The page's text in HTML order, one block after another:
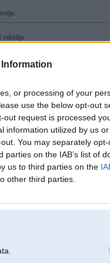
or processing of your
use the below opt-out
request is processed
information utilized by us
You may separately
on the IAB’s list of
us to third parties on the
other third parties.
rakstīja:
dod tikai iespeeju.
]